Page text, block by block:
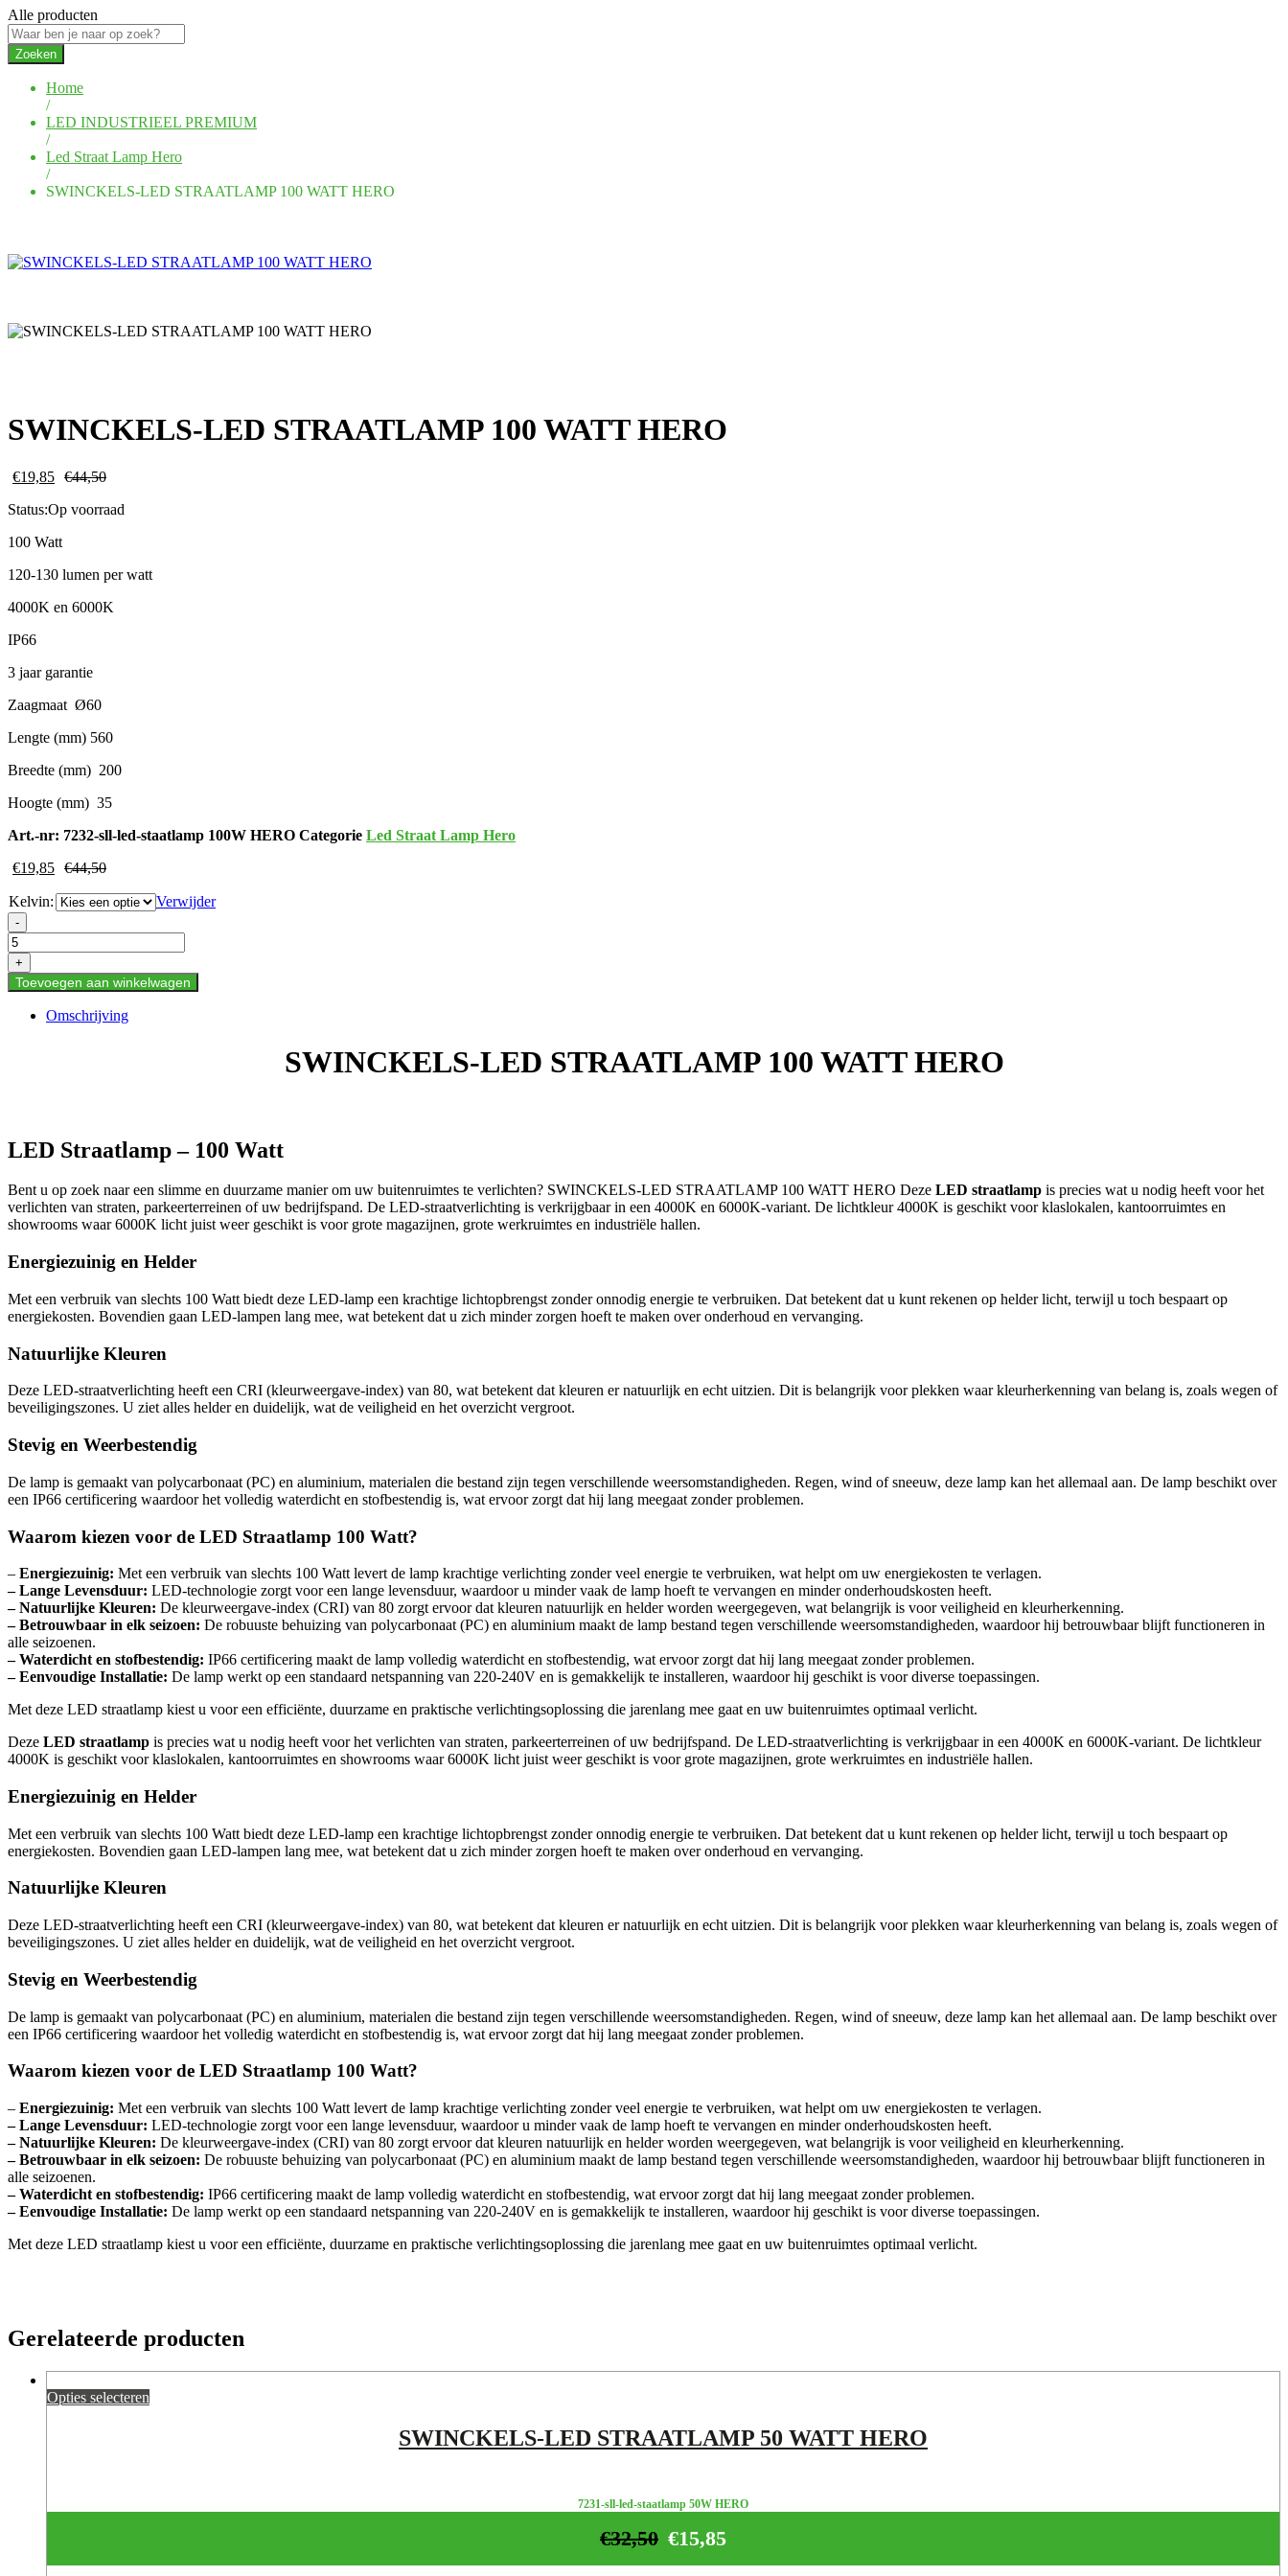
Alle producten
Zoeken
Home
/
LED INDUSTRIEEL PREMIUM
/
Led Straat Lamp Hero
/
SWINCKELS-LED STRAATLAMP 100 WATT HERO
SWINCKELS-LED STRAATLAMP 100 WATT HERO
€19,85 €44,50
Status:Op voorraad
100 Watt
120-130 lumen per watt
4000K en 6000K
IP66
3 jaar garantie
Zaagmaat Ø60
Lengte (mm) 560
Breedte (mm) 200
Hoogte (mm) 35
Art.-nr: 7232-sll-led-staatlamp 100W HERO Categorie Led Straat Lamp Hero
€19,85 €44,50
Kelvin:
Verwijder
SWINCKELS-
LED
STRAATLAMP
100
WATT
aantal
-
+
Toevoegen aan winkelwagen
Omschrijving
SWINCKELS-LED STRAATLAMP 100 WATT HERO
LED Straatlamp – 100 Watt
Bent u op zoek naar een slimme en duurzame manier om uw buitenruimtes te verlichten? SWINCKELS-LED STRAATLAMP 100 WATT HERO Deze LED straatlamp is precies wat u nodig heeft voor het
verlichten van straten, parkeerterreinen of uw bedrijfspand. De LED-straatverlichting is verkrijgbaar in een 4000K en 6000K-variant. De lichtkleur 4000K is geschikt voor klaslokalen, kantoorruimtes en
showrooms waar 6000K licht juist weer geschikt is voor grote magazijnen, grote werkruimtes en industriële hallen.
Energiezuinig en Helder
Met een verbruik van slechts 100 Watt biedt deze LED-lamp een krachtige lichtopbrengst zonder onnodig energie te verbruiken. Dat betekent dat u kunt rekenen op helder licht, terwijl u toch bespaart op
energiekosten. Bovendien gaan LED-lampen lang mee, wat betekent dat u zich minder zorgen hoeft te maken over onderhoud en vervanging.
Natuurlijke Kleuren
Deze LED-straatverlichting heeft een CRI (kleurweergave-index) van 80, wat betekent dat kleuren er natuurlijk en echt uitzien. Dit is belangrijk voor plekken waar kleurherkenning van belang is, zoals wegen of
beveiligingszones. U ziet alles helder en duidelijk, wat de veiligheid en het overzicht vergroot.
Stevig en Weerbestendig
De lamp is gemaakt van polycarbonaat (PC) en aluminium, materialen die bestand zijn tegen verschillende weersomstandigheden. Regen, wind of sneeuw, deze lamp kan het allemaal aan. De lamp beschikt over
een IP66 certificering waardoor het volledig waterdicht en stofbestendig is, wat ervoor zorgt dat hij lang meegaat zonder problemen.
Waarom kiezen voor de LED Straatlamp 100 Watt?
– Energiezuinig: Met een verbruik van slechts 100 Watt levert de lamp krachtige verlichting zonder veel energie te verbruiken, wat helpt om uw energiekosten te verlagen.
– Lange Levensduur: LED-technologie zorgt voor een lange levensduur, waardoor u minder vaak de lamp hoeft te vervangen en minder onderhoudskosten heeft.
– Natuurlijke Kleuren: De kleurweergave-index (CRI) van 80 zorgt ervoor dat kleuren natuurlijk en helder worden weergegeven, wat belangrijk is voor veiligheid en kleurherkenning.
– Betrouwbaar in elk seizoen: De robuuste behuizing van polycarbonaat (PC) en aluminium maakt de lamp bestand tegen verschillende weersomstandigheden, waardoor hij betrouwbaar blijft functioneren in
alle seizoenen.
– Waterdicht en stofbestendig: IP66 certificering maakt de lamp volledig waterdicht en stofbestendig, wat ervoor zorgt dat hij lang meegaat zonder problemen.
– Eenvoudige Installatie: De lamp werkt op een standaard netspanning van 220-240V en is gemakkelijk te installeren, waardoor hij geschikt is voor diverse toepassingen.
Met deze LED straatlamp kiest u voor een efficiënte, duurzame en praktische verlichtingsoplossing die jarenlang mee gaat en uw buitenruimtes optimaal verlicht.
Deze LED straatlamp is precies wat u nodig heeft voor het verlichten van straten, parkeerterreinen of uw bedrijfspand. De LED-straatverlichting is verkrijgbaar in een 4000K en 6000K-variant. De lichtkleur
4000K is geschikt voor klaslokalen, kantoorruimtes en showrooms waar 6000K licht juist weer geschikt is voor grote magazijnen, grote werkruimtes en industriële hallen.
Energiezuinig en Helder
Met een verbruik van slechts 100 Watt biedt deze LED-lamp een krachtige lichtopbrengst zonder onnodig energie te verbruiken. Dat betekent dat u kunt rekenen op helder licht, terwijl u toch bespaart op
energiekosten. Bovendien gaan LED-lampen lang mee, wat betekent dat u zich minder zorgen hoeft te maken over onderhoud en vervanging.
Natuurlijke Kleuren
Deze LED-straatverlichting heeft een CRI (kleurweergave-index) van 80, wat betekent dat kleuren er natuurlijk en echt uitzien. Dit is belangrijk voor plekken waar kleurherkenning van belang is, zoals wegen of
beveiligingszones. U ziet alles helder en duidelijk, wat de veiligheid en het overzicht vergroot.
Stevig en Weerbestendig
De lamp is gemaakt van polycarbonaat (PC) en aluminium, materialen die bestand zijn tegen verschillende weersomstandigheden. Regen, wind of sneeuw, deze lamp kan het allemaal aan. De lamp beschikt over
een IP66 certificering waardoor het volledig waterdicht en stofbestendig is, wat ervoor zorgt dat hij lang meegaat zonder problemen.
Waarom kiezen voor de LED Straatlamp 100 Watt?
– Energiezuinig: Met een verbruik van slechts 100 Watt levert de lamp krachtige verlichting zonder veel energie te verbruiken, wat helpt om uw energiekosten te verlagen.
– Lange Levensduur: LED-technologie zorgt voor een lange levensduur, waardoor u minder vaak de lamp hoeft te vervangen en minder onderhoudskosten heeft.
– Natuurlijke Kleuren: De kleurweergave-index (CRI) van 80 zorgt ervoor dat kleuren natuurlijk en helder worden weergegeven, wat belangrijk is voor veiligheid en kleurherkenning.
– Betrouwbaar in elk seizoen: De robuuste behuizing van polycarbonaat (PC) en aluminium maakt de lamp bestand tegen verschillende weersomstandigheden, waardoor hij betrouwbaar blijft functioneren in
alle seizoenen.
– Waterdicht en stofbestendig: IP66 certificering maakt de lamp volledig waterdicht en stofbestendig, wat ervoor zorgt dat hij lang meegaat zonder problemen.
– Eenvoudige Installatie: De lamp werkt op een standaard netspanning van 220-240V en is gemakkelijk te installeren, waardoor hij geschikt is voor diverse toepassingen.
Met deze LED straatlamp kiest u voor een efficiënte, duurzame en praktische verlichtingsoplossing die jarenlang mee gaat en uw buitenruimtes optimaal verlicht.
Gerelateerde producten
Opties selecteren
SWINCKELS-LED STRAATLAMP 50 WATT HERO
7231-sll-led-staatlamp 50W HERO
€15,85
€32,50